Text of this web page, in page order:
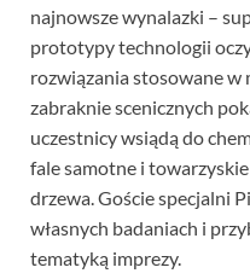
najnowsze wynalazki –
prototypy technologii
rozwiązania stosowane w
zabraknie scenicznych
uczestnicy wsiądą do
fale samotne i
drzewa. Goście specjalni
własnych badaniach i
tematyką imprezy.